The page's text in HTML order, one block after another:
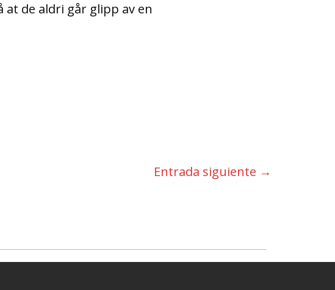
de aldri går glipp av en
Entrada siguiente →